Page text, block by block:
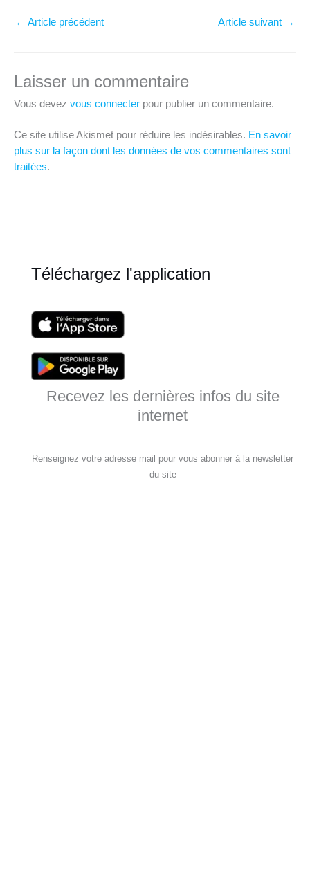
← Article précédent Article suivant →
Laisser un commentaire
Vous devez vous connecter pour publier un commentaire.
Ce site utilise Akismet pour réduire les indésirables. En savoir
plus sur la façon dont les données de vos commentaires sont
traitées.
Téléchargez l'application
Recevez les dernières infos du site
internet
Renseignez votre adresse mail pour vous abonner à la newsletter
du site